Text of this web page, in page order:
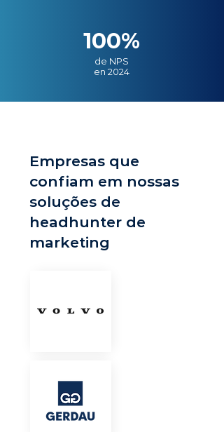
100%
de NPS
en 2024
Empresas que
confiam em nossas
soluções de
headhunter de
marketing